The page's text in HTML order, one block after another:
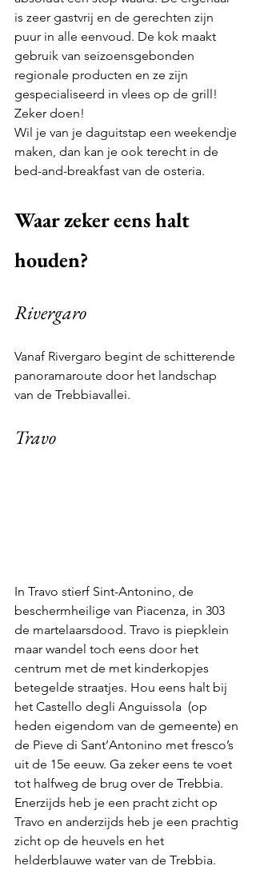
is zeer gastvrij en de gerechten zijn
puur in alle eenvoud. De kok maakt
gebruik van seizoensgebonden
regionale producten en ze zijn
gespecialiseerd in vlees op de grill!
Zeker doen!
Wil je van je daguitstap een weekendje
maken, dan kan je ook terecht in de
bed-and-breakfast van de osteria.
Waar zeker eens halt
houden?
Rivergaro
Vanaf Rivergaro begint de schitterende
panoramaroute door het landschap
van de Trebbiavallei.
Travo
In Travo stierf Sint-Antonino, de
beschermheilige van Piacenza, in 303
de martelaarsdood. Travo is piepklein
maar wandel toch eens door het
centrum met de met kinderkopjes
betegelde straatjes. Hou eens halt bij
het Castello degli Anguissola  (op
heden eigendom van de gemeente) en
de Pieve di Sant’Antonino met fresco’s
uit de 15e eeuw. Ga zeker eens te voet
tot halfweg de brug over de Trebbia.
Enerzijds heb je een pracht zicht op
Travo en anderzijds heb je een prachtig
zicht op de heuvels en het
helderblauwe water van de Trebbia.